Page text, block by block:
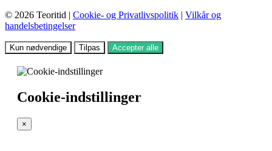
© 2026 Teoritid | Cookie- og Privatlivspolitik | Vilkår og
handelsbetingelser
Kun nødvendige Tilpas Accepter alle
Cookie-indstillinger
×